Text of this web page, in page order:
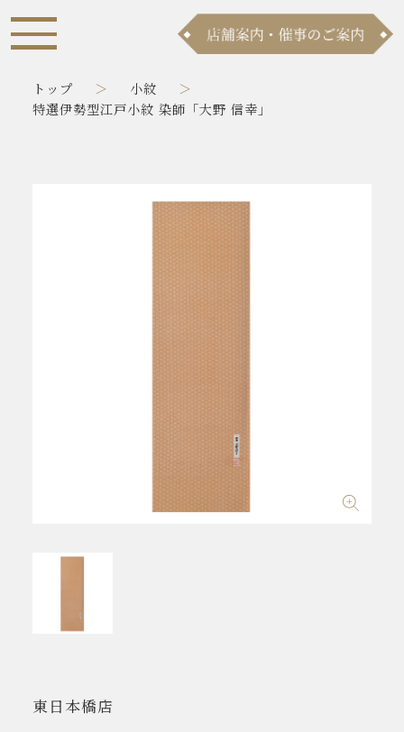
トップ
小紋
特選伊勢型江戸小紋 染師「大野 信幸」
東日本橋店